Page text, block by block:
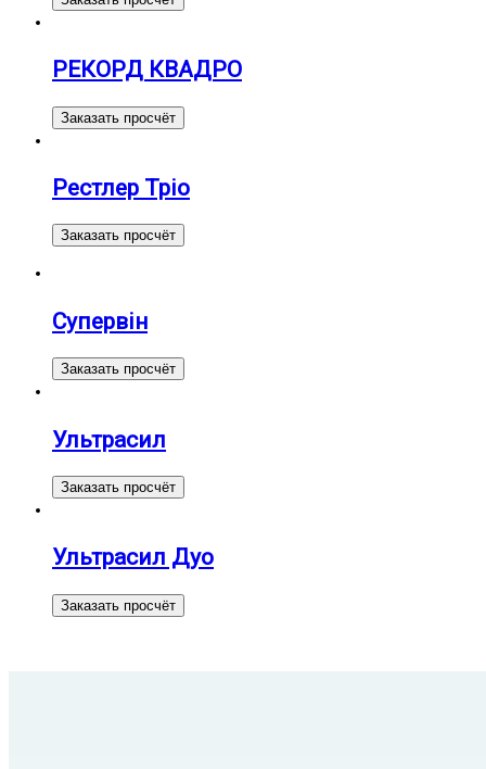
РЕКОРД КВАДРО
Заказать просчёт
Рестлер Тріо
Заказать просчёт
Супервін
Заказать просчёт
Ультрасил
Заказать просчёт
Ультрасил Дуо
Заказать просчёт